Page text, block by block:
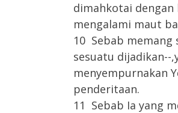
dimahkotai dengan
mengalami maut
10 Sebab memang
sesuatu dijadikan--
menyempurnakan
penderitaan.
11 Sebab Ia yang